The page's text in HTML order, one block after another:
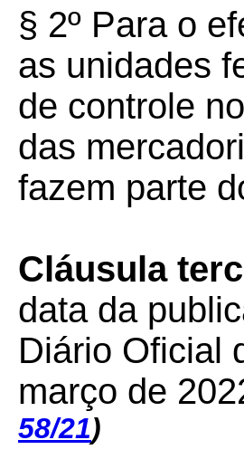
§ 2º Para o
as unidades
de controle
das
fazem parte
Cláusula
data da
Diário Oficial
março de
58/21)